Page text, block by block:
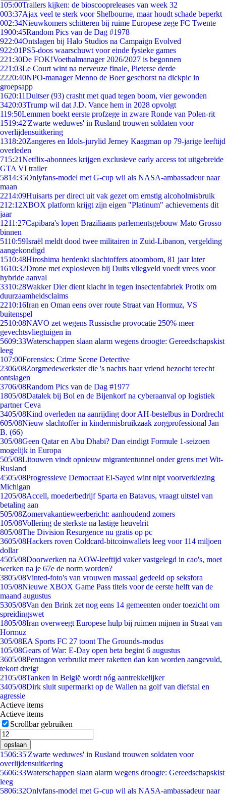
105:00Trailers kijken: de bioscoopreleases van week 32
003:37Ajax veel te sterk voor Shelbourne, maar houdt schade beperkt
002:34Nieuwkomers schitteren bij ruime Europese zege FC Twente
1900:45Random Pics van de Dag #1978
922:04Ontslagen bij Halo Studios na Campaign Evolved
922:01PS5-doos waarschuwt voor einde fysieke games
221:30De FOK!Voetbalmanager 2026/2027 is begonnen
221:03Le Court wint na nerveuze finale, Pieterse derde
2220:40NPO-manager Menno de Boer geschorst na dickpic in
groepsapp
1620:11Duitser (93) crasht met quad tegen boom, vier gewonden
3420:03Trump wil dat J.D. Vance hem in 2028 opvolgt
119:50Lemmen boekt eerste profzege in zware Ronde van Polen-rit
1519:42'Zwarte weduwes' in Rusland trouwen soldaten voor
overlijdensuitkering
1318:20Zangeres en Idols-jurylid Jerney Kaagman op 79-jarige leeftijd
overleden
715:21Netflix-abonnees krijgen exclusieve early access tot uitgebreide
GTA VI trailer
5814:35Onlyfans-model met G-cup wil als NASA-ambassadeur naar
maan
2214:09Huisarts per direct uit vak gezet om ernstig alcoholmisbruik
212:12XBOX platform krijgt zijn eigen "Platinum" achievements dit
jaar
1211:27Capibara's lopen Braziliaans parlementsgebouw Mato Grosso
binnen
5110:59Israël meldt dood twee militairen in Zuid-Libanon, vergelding
aangekondigd
1510:48Hiroshima herdenkt slachtoffers atoombom, 81 jaar later
1610:32Drone met explosieven bij Duits vliegveld voedt vrees voor
hybride aanval
3310:28Wakker Dier dient klacht in tegen insectenfabriek Protix om
duurzaamheidsclaims
2210:16Iran en Oman eens over route Straat van Hormuz, VS
buitenspel
2510:08NAVO zet wegens Russische provocatie 250% meer
gevechtsvliegtuigen in
5609:33Waterschappen slaan alarm wegens droogte: Gereedschapskist
leeg
107:00Forensics: Crime Scene Detective
2306/08Zorgmedewerkster die 's nachts haar vriend bezocht terecht
ontslagen
3706/08Random Pics van de Dag #1977
1805/08Datalek bij Bol en de Bijenkorf na cyberaanval op logistiek
partner Ceva
3405/08Kind overleden na aanrijding door AH-bestelbus in Dordrecht
605/08Nieuw slachtoffer in kindermisbruikzaak zorgprofessional Jan
B. (66)
305/08Geen Qatar en Abu Dhabi? Dan eindigt Formule 1-seizoen
mogelijk in Europa
505/08Litouwen vindt opnieuw migrantentunnel onder grens met Wit-
Rusland
4505/08Progressieve Democraat El-Sayed wint nipt voorverkiezing
Michigan
1205/08Accell, moederbedrijf Sparta en Batavus, vraagt uitstel van
betaling aan
505/08Zomervakantieweerbericht: aanhoudend zomers
105/08Vollering de sterkste na lastige heuvelrit
805/08The Division Resurgence nu gratis op pc
3605/08Hackers roven Coldcard-bitcoinwallets leeg voor 114 miljoen
dollar
4505/08Doorwerken na AOW-leeftijd vaker vastgelegd in cao's, moet
werken na je 67e de norm worden?
3805/08Vinted-foto's van vrouwen massaal gedeeld op seksfora
105/08Nieuwe XBOX Game Pass titels voor de eerste helft van de
maand augustus
5305/08Van den Brink zet nog eens 14 gemeenten onder toezicht om
spreidingswet
1805/08Iran overweegt Europese hulp bij ruimen mijnen in Straat van
Hormuz
305/08EA Sports FC 27 toont The Grounds-modus
105/08Gears of War: E-Day open beta begint 6 augustus
3605/08Pentagon verbruikt meer raketten dan kan worden aangevuld,
tekort dreigt
2105/08Tanken in België wordt nóg aantrekkelijker
3405/08Dirk sluit supermarkt op de Wallen na golf van diefstal en
agressie
Actieve items
Actieve items
Scrollbar gebruiken
opslaan
1506:35'Zwarte weduwes' in Rusland trouwen soldaten voor
overlijdensuitkering
5606:33Waterschappen slaan alarm wegens droogte: Gereedschapskist
leeg
5806:32Onlyfans-model met G-cup wil als NASA-ambassadeur naar